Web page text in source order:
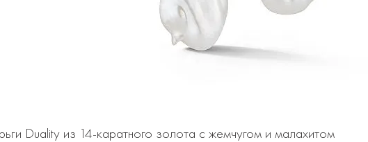
Duality из 14-каратного золота с жемчугом и малахитом